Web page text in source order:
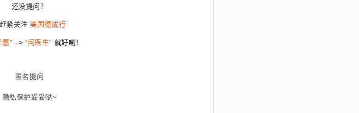
还没提问？
赶紧关注美国德成行
惠” –> “问医生” 就好喇！
匿名提问
隐私保护妥妥哒~